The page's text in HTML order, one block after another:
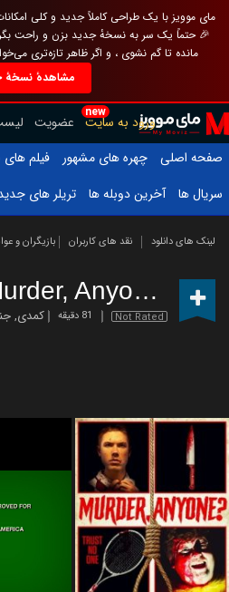
مای موویز با یک طراحی کاملاً جدید و کلی
🎉 حتماً یک سر به نسخهٔ جدید بزن و راحت
مانده تا گم نشوی ، و اگر ظاهر تازه‌تری
مشاهدهٔ نسخهٔ
new
ورود به سایت عضویت
صفحه اصلی
چهره های مشهور
فیلم های
سریال ها
آخرین دوبله ها تریلر های
لینک های دانلود نقد های کاربران بازیگران و
Murder, Anyone?
Not Rated 81 دقیقه کمدی,